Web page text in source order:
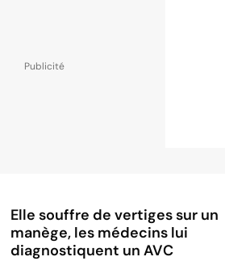
Elle souffre de vertiges sur un
manège, les médecins lui
diagnostiquent un AVC